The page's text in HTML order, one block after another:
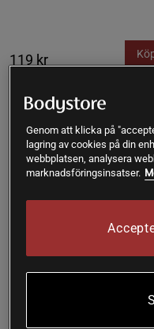
119 kr
Köp fler - upp till 20%
Genom att klicka på
lagring av cookies på din
webbplatsen, analysera
marknadsföringsinsatser.